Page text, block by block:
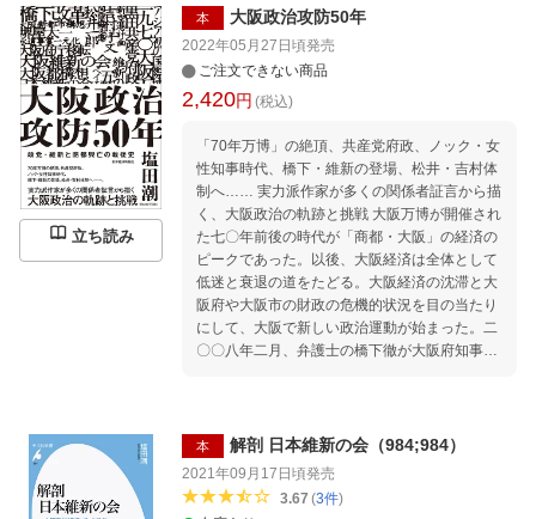
章 司法（76条〜82条） 第7章 財政（8
3〜91条） 第8章 地方自治（92〜95条） 第
99条） 第11章 補則（100〜103条） 主な参考
立ち読み
本 大阪政治攻防50年
2022年05月27日頃発売
ご注文できない商品
2,420円 (税込)
「70年万博」の絶頂、共産党府政、ノック・女
性知事時代、橋下・維新の登場、松井・吉村体
制へ…… 実力派作家が多くの関係者証言から描
く、大阪政治の軌跡と挑戦 大阪万博が開催され
た七〇年前後の時代が「商都・大阪」の経済の
ピークであった。以後、大阪経済は全体として
低迷と衰退の道をたどる。大阪経済の沈滞と大
阪府や大阪市の財政の危機的状況を目の当たり
にして、大阪で新しい政治運動が始まった。二
〇〇八年二月、弁護士の橋下徹が大阪府知事と
年一〇月の衆院選で大躍進を遂げ、生き残りと
同時に、新型の政治勢力として存在感を示して
現在に至っている。本書では、「戦後大阪の絶
頂」といわれた一九七〇年万博から、バブル崩
本 解剖 日本維新の会（984;984）
2021年09月17日頃発売
3.67 (3件)